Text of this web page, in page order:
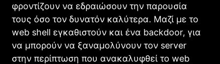
φροντίζουν να εδραιώσουν την παρουσία
τους όσο τον δυνατόν καλύτερα. Μαζί με το
web shell εγκαθιστούν και ένα backdoor, για
να μπορούν να ξαναμολύνουν τον server
στην περίπτωση που ανακαλυφθεί το web